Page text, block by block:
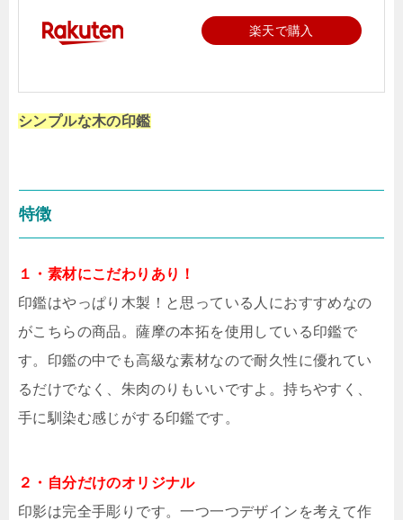
楽天で購入
シンプルな木の印鑑
特徴
１・素材にこだわりあり！
印鑑はやっぱり木製！と思っている人におすすめなの
がこちらの商品。薩摩の本拓を使用している印鑑で
す。印鑑の中でも高級な素材なので耐久性に優れてい
るだけでなく、朱肉のりもいいですよ。持ちやすく、
手に馴染む感じがする印鑑です。
２・自分だけのオリジナル
印影は完全手彫りです。一つ一つデザインを考えて作